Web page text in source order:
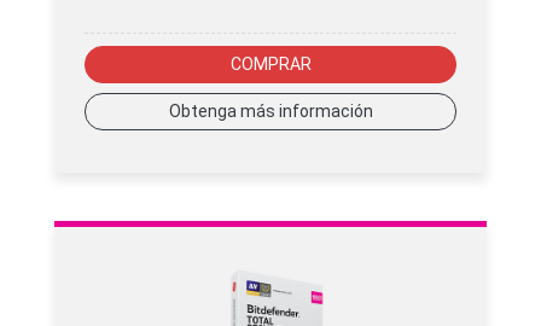
COMPRAR
Obtenga más información